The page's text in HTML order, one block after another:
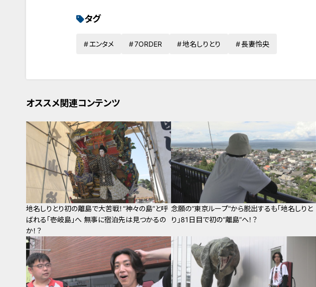
タグ
エンタメ 7ORDER 地名しりとり 長妻怜央
オススメ関連コンテンツ
地名しりとり初の離島で大苦戦！“神々の島”と呼
ばれる「壱岐島」へ 無事に宿泊先は見つかるの
か！？
念願の“東京ループ”から脱出するも「地名しりと
り」81日目で初の“離島”へ！？